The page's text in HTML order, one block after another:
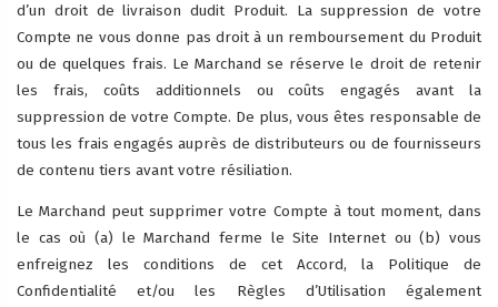
d’un droit de livraison dudit Produit. La suppression de votre
Compte ne vous donne pas droit à un remboursement du Produit
ou de quelques frais. Le Marchand se réserve le droit de retenir
les frais, coûts additionnels ou coûts engagés avant la
suppression de votre Compte. De plus, vous êtes responsable de
tous les frais engagés auprès de distributeurs ou de fournisseurs
de contenu tiers avant votre résiliation.
Le Marchand peut supprimer votre Compte à tout moment, dans
le cas où (a) le Marchand ferme le Site Internet ou (b) vous
enfreignez les conditions de cet Accord, la Politique de
Confidentialité et/ou les Règles d’Utilisation également